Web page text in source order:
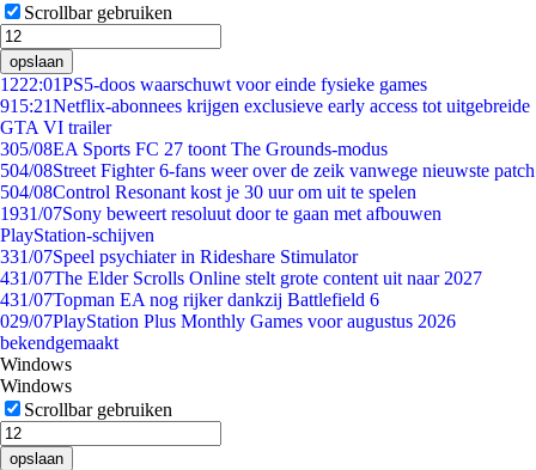
Scrollbar gebruiken
opslaan
1222:01PS5-doos waarschuwt voor einde fysieke games
915:21Netflix-abonnees krijgen exclusieve early access tot uitgebreide
GTA VI trailer
305/08EA Sports FC 27 toont The Grounds-modus
504/08Street Fighter 6-fans weer over de zeik vanwege nieuwste patch
504/08Control Resonant kost je 30 uur om uit te spelen
1931/07Sony beweert resoluut door te gaan met afbouwen
PlayStation-schijven
331/07Speel psychiater in Rideshare Stimulator
431/07The Elder Scrolls Online stelt grote content uit naar 2027
431/07Topman EA nog rijker dankzij Battlefield 6
029/07PlayStation Plus Monthly Games voor augustus 2026
bekendgemaakt
Windows
Windows
Scrollbar gebruiken
opslaan